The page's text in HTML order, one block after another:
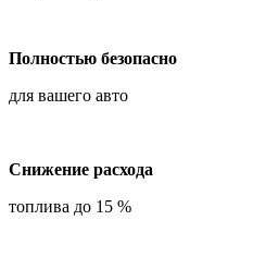
Полностью безопасно
для вашего авто
Снижение расхода
топлива до 15 %